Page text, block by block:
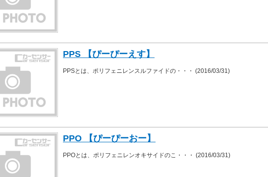
PPS 【ぴーぴーえす】
PPSとは、ポリフェニレンスルファイドの・・・ (2016/03/31)
PPO 【ぴーぴーおー】
PPOとは、ポリフェニレンオキサイドのこ・・・ (2016/03/31)